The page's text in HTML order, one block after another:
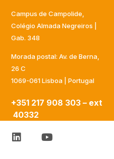
Campus de Campolide,
Colégio Almada Negreiros |
Gab. 348
Morada postal: Av. de Berna,
26 C
1069-061 Lisboa | Portugal
+351 217 908 303 – ext
40332